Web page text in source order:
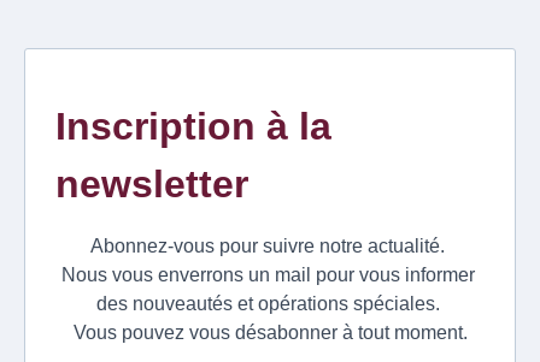
Inscription à la
newsletter
Abonnez-vous pour suivre notre actualité.
Nous vous enverrons un mail pour vous informer
des nouveautés et opérations spéciales.
Vous pouvez vous désabonner à tout moment.